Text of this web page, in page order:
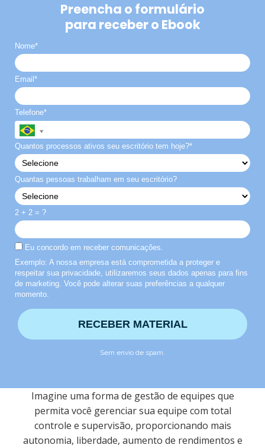
Preencha o formulário
para receber o Ebook
Nome*
Email*
Telefone*
Quantos processos ativos seu escritório tem hoje?*
Quantas pessoas trabalham em seu escritório?
2 + 2 = ?
Eu concordo em receber comunicações.
Exemplo: A nossa empresa está comprometida a proteger e
respeitar sua privacidade, utilizaremos seus dados apenas para fins
de marketing. Você pode alterar suas preferências a qualquer
momento.
RECEBER MATERIAL
Sem envio de spam.
Imagine uma forma de gestão de equipes que
permita você gerenciar sua equipe com total
controle e supervisão, proporcionando mais
autonomia, liberdade, aumento de rendimentos e